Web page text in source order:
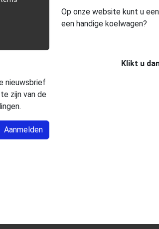
nieuwsbrief
zijn van de
Aanmelden
Op onze website kunt u
een handige koelwagen?
Klikt u